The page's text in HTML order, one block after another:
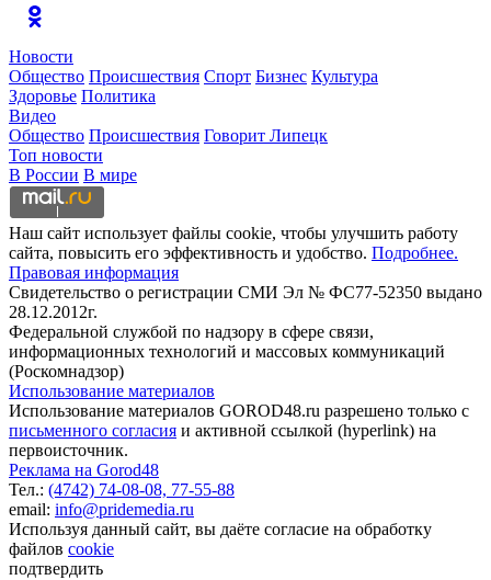
Новости
Общество Происшествия Спорт Бизнес Культура
Здоровье Политика
Видео
Общество Происшествия Говорит Липецк
Топ новости
В России В мире
Наш сайт использует файлы cookie, чтобы улучшить работу
сайта, повысить его эффективность и удобство. Подробнее.
Правовая информация
Свидетельство о регистрации СМИ Эл № ФС77-52350 выдано
28.12.2012г.
Федеральной службой по надзору в сфере связи,
информационных технологий и массовых коммуникаций
(Роскомнадзор)
Использование материалов
Использование материалов GOROD48.ru разрешено только с
письменного согласия и активной ссылкой (hyperlink) на
первоисточник.
Реклама на Gorod48
Тел.: (4742) 74-08-08, 77-55-88
email: info@pridemedia.ru
Используя данный сайт, вы даёте согласие на обработку
файлов cookie
подтвердить